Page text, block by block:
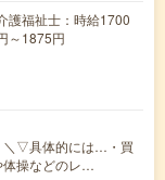
護福祉士：時給1700
～1875円
＼▽具体的には…・買
体操などのレ…